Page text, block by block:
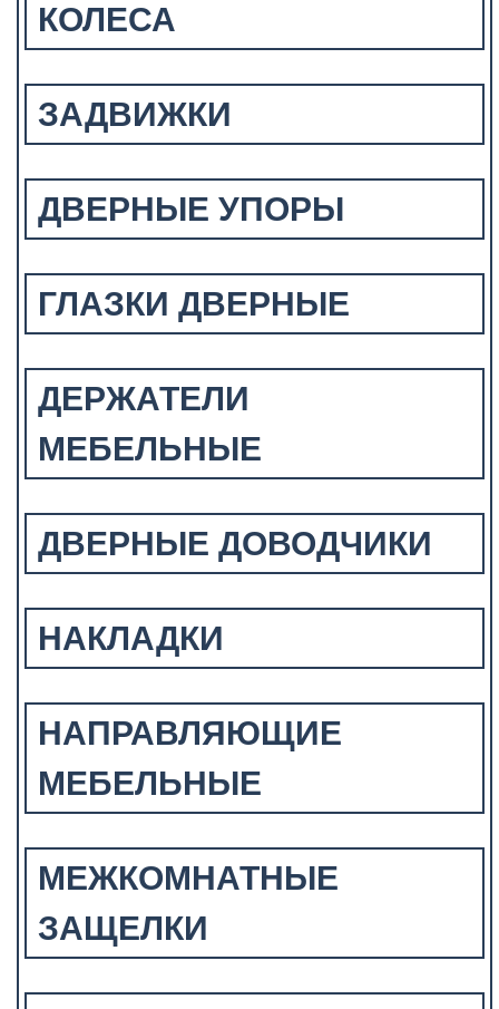
КОЛЕСА
ЗАДВИЖКИ
ДВЕРНЫЕ УПОРЫ
ГЛАЗКИ ДВЕРНЫЕ
ДЕРЖАТЕЛИ
МЕБЕЛЬНЫЕ
ДВЕРНЫЕ ДОВОДЧИКИ
НАКЛАДКИ
НАПРАВЛЯЮЩИЕ
МЕБЕЛЬНЫЕ
МЕЖКОМНАТНЫЕ
ЗАЩЕЛКИ